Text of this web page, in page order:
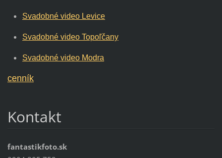
Svadobné video Levice
Svadobné video Topoľčany
Svadobné video Modra
cenník
Kontakt
fantastikfoto.sk